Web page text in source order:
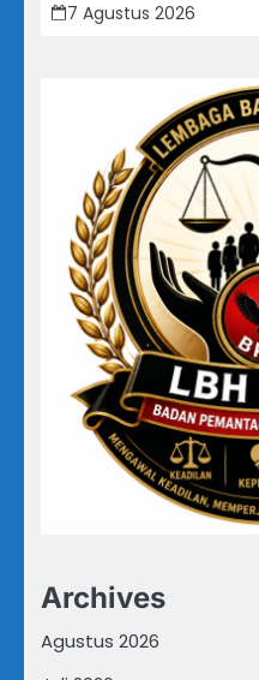
7 Agustus 2026
Archives
Agustus 2026